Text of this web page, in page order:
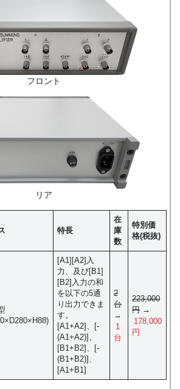
フロント
リア
特長
在
庫
数
特別価
格(税抜)
[A1][A2]入
力、及び[B1]
[B2]入力の和
を以下の5通
り出力できま
す。
[A1+A2]、[-
(A1+A2)]、
[B1+B2]、[-
(B1+B2)]、
[A1+B1]
2
台
→
1
台
223,000
円→
178,000
円